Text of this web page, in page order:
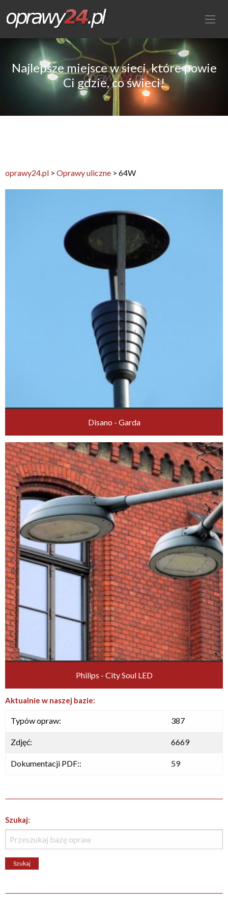
Najlepsze miejsce w sieci, które powie
Ci gdzie, co świeci!
oprawy24.pl > Oprawy uliczne > 64W
Disano - Garda
Philips - City Soul LED
Aktualnie w naszej bazie:
Typów opraw: 387
Zdjęć: 6669
Dokumentacji PDF:: 59
Szukaj: